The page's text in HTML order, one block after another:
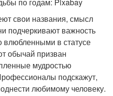
Ландышевая свадьба
Стеклянная свадьба
свои названия, смысл
подчеркивают важность
влюбленными в статусе
обычай призван
мудростью
подскажут,
любимому человеку.